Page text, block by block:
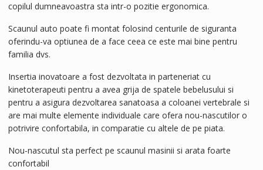
copilul dumneavoastra sta intr-o pozitie ergonomica.
Scaunul auto poate fi montat folosind centurile de siguranta
oferindu-va optiunea de a face ceea ce este mai bine pentru
familia dvs.
Insertia inovatoare a fost dezvoltata in parteneriat cu
kinetoterapeuti pentru a avea grija de spatele bebelusului si
pentru a asigura dezvoltarea sanatoasa a coloanei vertebrale si
are mai multe elemente individuale care ofera nou-nascutilor o
potrivire confortabila, in comparatie cu altele de pe piata.
Nou-nascutul sta perfect pe scaunul masinii si arata foarte
confortabil